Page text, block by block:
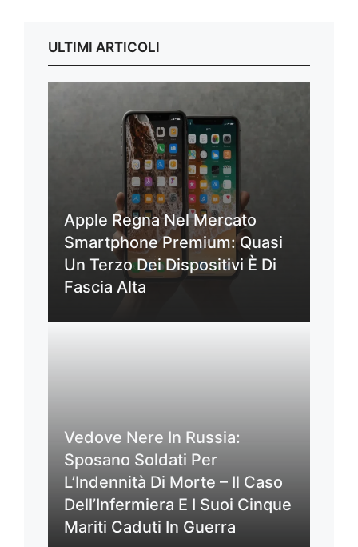
ULTIMI ARTICOLI
Apple Regna Nel Mercato
Smartphone Premium: Quasi
Un Terzo Dei Dispositivi È Di
Fascia Alta
Vedove Nere In Russia:
Sposano Soldati Per
L’Indennità Di Morte – Il Caso
Dell’Infermiera E I Suoi Cinque
Mariti Caduti In Guerra